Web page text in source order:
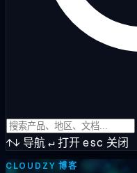
↑↓ 导航↵打开esc 关闭
CLOUDZY 博客